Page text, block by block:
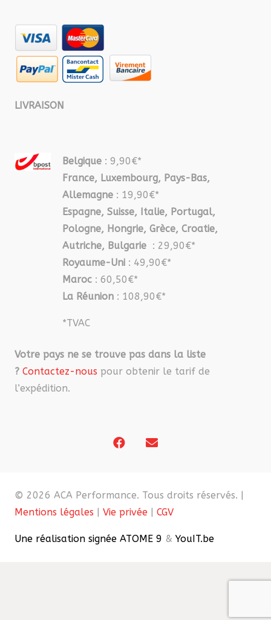
LIVRAISON
Belgique : 9,90€*
France, Luxembourg, Pays-Bas,
Allemagne : 19,90€*
Espagne, Suisse, Italie, Portugal,
Pologne, Hongrie, Grèce, Croatie,
Autriche, Bulgarie : 29,90€*
Royaume-Uni : 49,90€*
Maroc : 60,50€*
La Réunion : 108,90€*
*TVAC
Votre pays ne se trouve pas dans la liste
? Contactez-nous pour obtenir le tarif de
l’expédition.
© 2026 ACA Performance. Tous droits réservés. |
Mentions légales | Vie privée | CGV
Une réalisation signée ATOME 9 & YouIT.be